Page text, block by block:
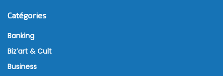
Catégories
Banking
Biz’art & Cult
Business